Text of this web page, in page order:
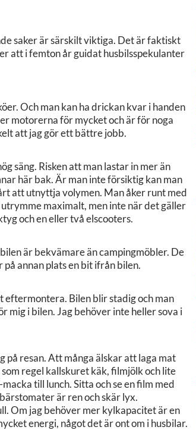
saker är särskilt viktiga. Det är faktiskt
att i femton år guidat husbilsspekulanter
Och man kan ha drickan kvar i handen
motorerna för mycket och är för noga
att jag gör ett bättre jobb.
säng. Risken att man lastar in mer än
här bak. Är man inte försiktig kan man
att utnyttja volymen. Man åker runt med
maximalt, men inte när det gäller
och en eller två elscooters.
är bekvämare än campingmöbler. De
annan plats en bit ifrån bilen.
eftermontera. Bilen blir stadig och man
mig i bilen. Jag behöver inte heller sova i
på resan. Att många älskar att laga mat
regel kallskuret käk, filmjölk och lite
till lunch. Sitta och se en film med
är ren och skär lyx.
Om jag behöver mer kylkapacitet är en
energi, något det är ont om i husbilar.